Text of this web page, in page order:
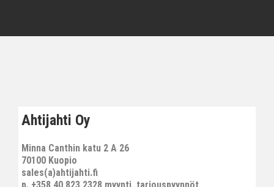
Ahtijahti Oy
Minna Canthin katu 2 A 26
70100 Kuopio
sales(a)ahtijahti.fi